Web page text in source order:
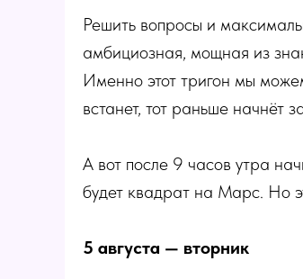
Решить вопросы и
амбициозная, мощная из
Именно этот тригон мы
встанет, тот раньше начнёт
А вот после 9 часов утра
будет квадрат на Марс. Но
5 августа — вторник